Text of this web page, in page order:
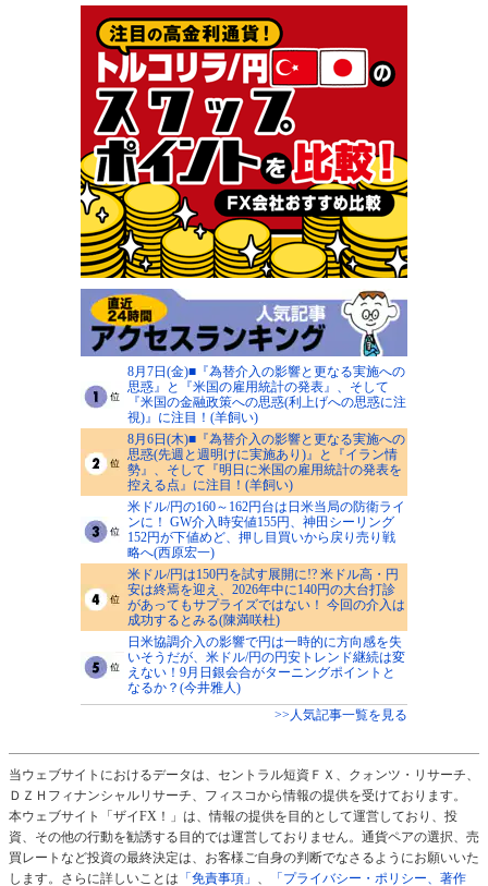
8月7日(金)■『為替介入の影響と更なる実施への
思惑』と『米国の雇用統計の発表』、そして
『米国の金融政策への思惑(利上げへの思惑に注
視)』に注目！(羊飼い)
8月6日(木)■『為替介入の影響と更なる実施への
思惑(先週と週明けに実施あり)』と『イラン情
勢』、そして『明日に米国の雇用統計の発表を
控える点』に注目！(羊飼い)
米ドル/円の160～162円台は日米当局の防衛ライ
ンに！ GW介入時安値155円、神田シーリング
152円が下値めど、押し目買いから戻り売り戦
略へ(西原宏一)
米ドル/円は150円を試す展開に!? 米ドル高・円
安は終焉を迎え、2026年中に140円の大台打診
があってもサプライズではない！ 今回の介入は
成功するとみる(陳満咲杜)
日米協調介入の影響で円は一時的に方向感を失
いそうだが、米ドル/円の円安トレンド継続は変
えない！9月日銀会合がターニングポイントと
なるか？(今井雅人)
>>人気記事一覧を見る
当ウェブサイトにおけるデータは、セントラル短資ＦＸ、クォンツ・リサーチ、
ＤＺＨフィナンシャルリサーチ、フィスコから情報の提供を受けております。
本ウェブサイト「ザイFX！」は、情報の提供を目的として運営しており、投
資、その他の行動を勧誘する目的では運営しておりません。通貨ペアの選択、売
買レートなど投資の最終決定は、お客様ご自身の判断でなさるようにお願いいた
します。さらに詳しいことは 「免責事項」 、 「プライバシー・ポリシー、著作